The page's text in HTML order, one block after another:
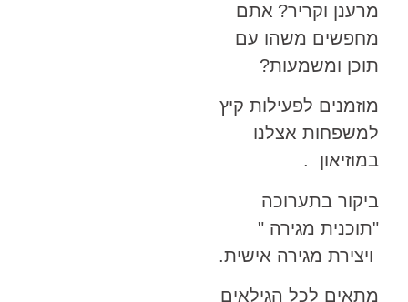
וקריר? אתם
משהו עם
ומשמעות?
לפעילות קיץ
אצלנו
.
בתערוכה
מגירה "
מגירה אישית.
לכל הגילאים